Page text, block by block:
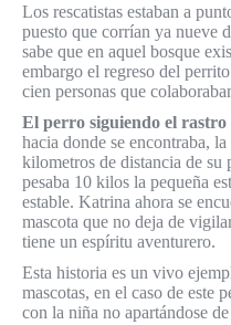
Los rescatistas estaban a
puesto que corrían ya nueve
sabe que en aquel bosque
embargo el regreso del
cien personas que
El perro siguiendo el rastro
hacia donde se encontraba,
kilometros de distancia de
pesaba 10 kilos la pequeña
estable. Katrina ahora se
mascota que no deja de
tiene un espíritu aventurero.
Esta historia es un vivo
mascotas, en el caso de este
con la niña no apartándose